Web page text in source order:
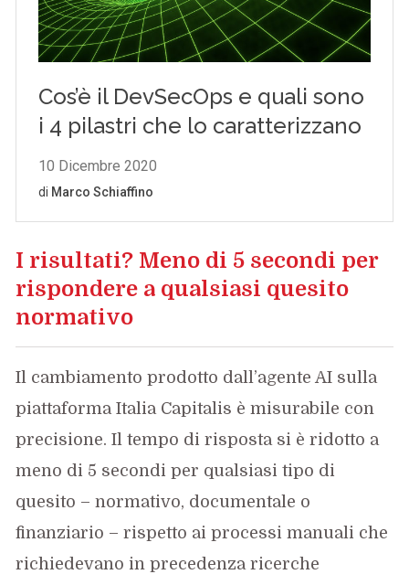
I risultati? Meno di 5 secondi per
rispondere a qualsiasi quesito
normativo
Il cambiamento prodotto dall’agente AI sulla
piattaforma Italia Capitalis è misurabile con
precisione. Il tempo di risposta si è ridotto a
meno di 5 secondi per qualsiasi tipo di
quesito – normativo, documentale o
finanziario – rispetto ai processi manuali che
richiedevano in precedenza ricerche